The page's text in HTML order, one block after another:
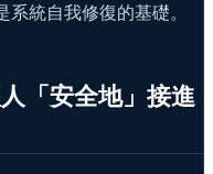
統自我修復的基礎。
「安全地」接進